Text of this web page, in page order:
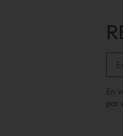
En
par